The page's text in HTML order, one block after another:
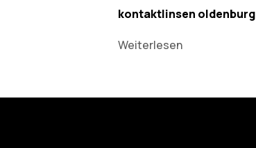
kontaktlinsen oldenburg
Weiterlesen